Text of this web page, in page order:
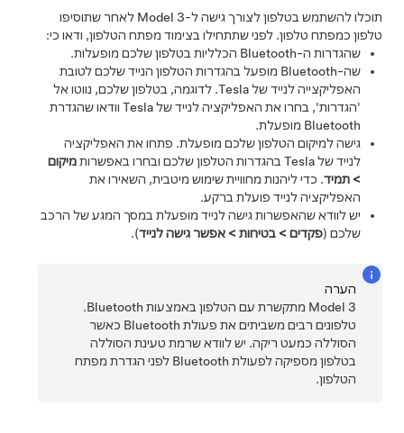
תוכלו להשתמש בטלפון לצורך גישה ל-Model 3לאחר שתוסיפו
טלפון כמפתח טלפון. לפני שתתחילו בצימוד מפתח הטלפון, ודאו כי:
שהגדרות ה-Bluetooth הכלליות בטלפון שלכם מופעלות.
שה-Bluetooth מופעל בהגדרות הטלפון הנייד שלכם לטובת
האפליקצייה לנייד של Tesla. לדוגמה, בטלפון שלכם, נווטו אל
'הגדרות', בחרו את האפליקציה לנייד של Tesla וודאו שהגדרת
Bluetooth מופעלת.
גישה למיקום הטלפון שלכם מופעלת. פתחו את האפליקציה
לנייד של Tesla בהגדרות הטלפון שלכם ובחרו באפשרות
מיקום
תמיד. כדי ליהנות מחוויית שימוש מיטבית, השאירו את
האפליקציה לנייד פועלת ברקע.
יש לוודא שהאפשרות גישה לנייד מופעלת במסך המגע של הרכב
שלכם (פקדים>בטיחות>אפשר גישה לנייד).
הערה
Model 3
מתקשרת עם הטלפון באמצעות Bluetooth.
טלפונים רבים משביתים את פעולת Bluetooth כאשר
הסוללה כמעט ריקה. יש לוודא שרמת טעינת הסוללה
בטלפון מספיקה לפעולת Bluetooth לפני הגדרת מפתח
הטלפון.